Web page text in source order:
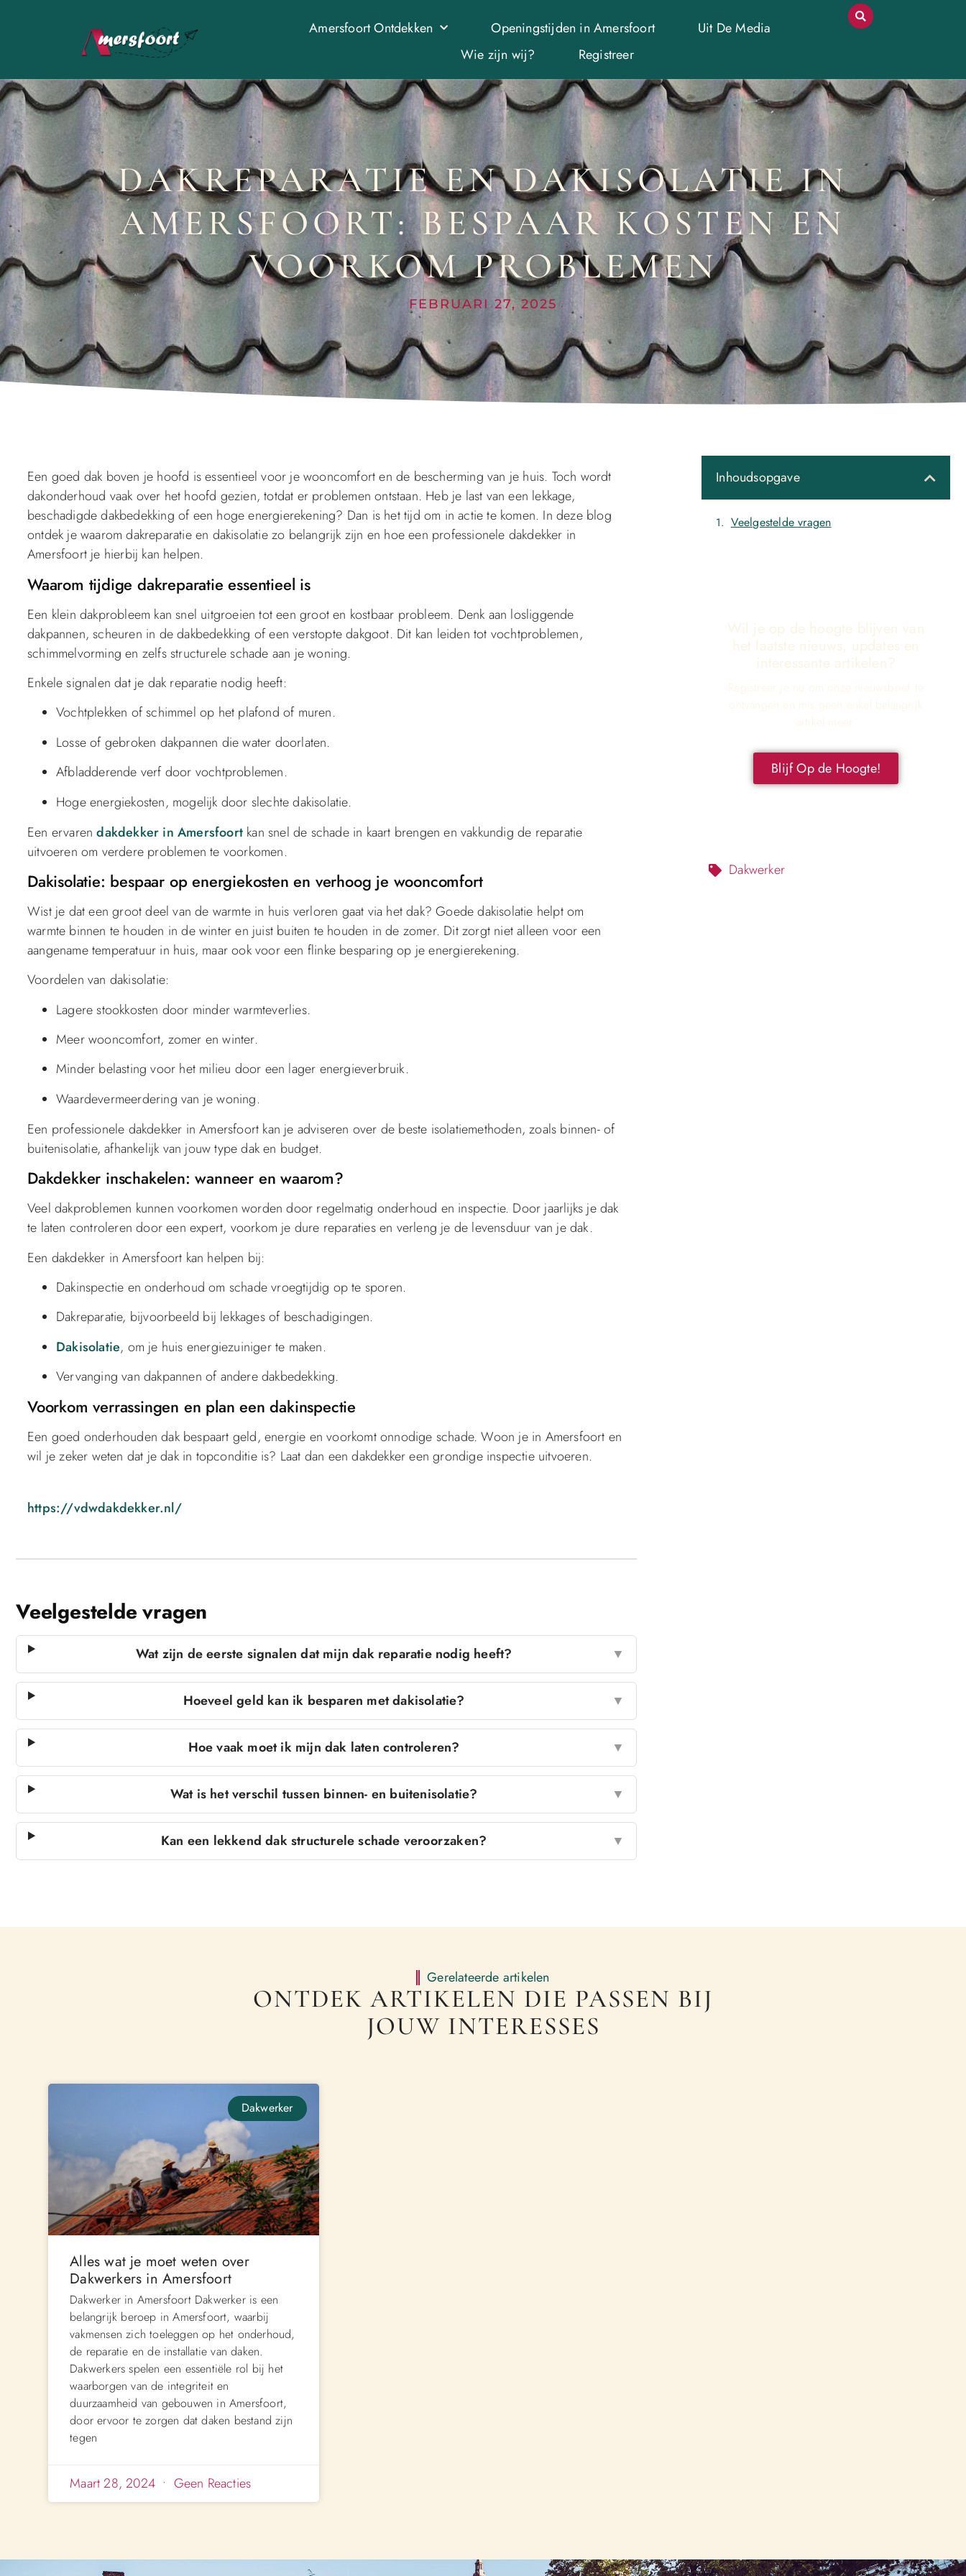
Amersfoort Ontdekken Openingstijden in Amersfoort
Uit De Media
Wie zijn wij?
Registreer
DAKREPARATIE EN DAKISOLATIE IN
AMERSFOORT: BESPAAR KOSTEN EN
VOORKOM PROBLEMEN
FEBRUARI 27, 2025
Een goed dak boven je hoofd is essentieel voor je wooncomfort en de bescherming van je huis. Toch wordt
dakonderhoud vaak over het hoofd gezien, totdat er problemen ontstaan. Heb je last van een lekkage,
beschadigde dakbedekking of een hoge energierekening? Dan is het tijd om in actie te komen. In deze blog
ontdek je waarom dakreparatie en dakisolatie zo belangrijk zijn en hoe een professionele dakdekker in
Amersfoort je hierbij kan helpen.
Waarom tijdige dakreparatie essentieel is
Een klein dakprobleem kan snel uitgroeien tot een groot en kostbaar probleem. Denk aan losliggende
dakpannen, scheuren in de dakbedekking of een verstopte dakgoot. Dit kan leiden tot vochtproblemen,
schimmelvorming en zelfs structurele schade aan je woning.
Enkele signalen dat je dak reparatie nodig heeft:
Vochtplekken of schimmel op het plafond of muren.
Losse of gebroken dakpannen die water doorlaten.
Afbladderende verf door vochtproblemen.
Hoge energiekosten, mogelijk door slechte dakisolatie.
Een ervarendakdekker in Amersfoort kan snel de schade in kaart brengen en vakkundig de reparatie
uitvoeren om verdere problemen te voorkomen.
Dakisolatie: bespaar op energiekosten en verhoog je wooncomfort
Wist je dat een groot deel van de warmte in huis verloren gaat via het dak? Goede dakisolatie helpt om
warmte binnen te houden in de winter en juist buiten te houden in de zomer. Dit zorgt niet alleen voor een
aangename temperatuur in huis, maar ook voor een flinke besparing op je energierekening.
Voordelen van dakisolatie:
Lagere stookkosten door minder warmteverlies.
Meer wooncomfort, zomer en winter.
Minder belasting voor het milieu door een lager energieverbruik.
Waardevermeerdering van je woning.
Een professionele dakdekker in Amersfoort kan je adviseren over de beste isolatiemethoden, zoals binnen- of
buitenisolatie, afhankelijk van jouw type dak en budget.
Dakdekker inschakelen: wanneer en waarom?
Veel dakproblemen kunnen voorkomen worden door regelmatig onderhoud en inspectie. Door jaarlijks je dak
te laten controleren door een expert, voorkom je dure reparaties en verleng je de levensduur van je dak.
Een dakdekker in Amersfoort kan helpen bij:
Dakinspectie en onderhoud om schade vroegtijdig op te sporen.
Dakreparatie, bijvoorbeeld bij lekkages of beschadigingen.
Dakisolatie, om je huis energiezuiniger te maken.
Vervanging van dakpannen of andere dakbedekking.
Voorkom verrassingen en plan een dakinspectie
Een goed onderhouden dak bespaart geld, energie en voorkomt onnodige schade. Woon je in Amersfoort en
wil je zeker weten dat je dak in topconditie is? Laat dan een dakdekker een grondige inspectie uitvoeren.
https://vdwdakdekker.nl/
Veelgestelde vragen
Wat zijn de eerste signalen dat mijn dak reparatie nodig heeft? ▼
Hoeveel geld kan ik besparen met dakisolatie? ▼
Hoe vaak moet ik mijn dak laten controleren? ▼
Wat is het verschil tussen binnen- en buitenisolatie? ▼
Kan een lekkend dak structurele schade veroorzaken? ▼
Inhoudsopgave
Veelgestelde vragen
Wil je op de hoogte blijven van
het laatste nieuws, updates en
interessante artikelen?
Registreer je nu om onze nieuwsbrief te
ontvangen en mis geen enkel belangrijk
artikel meer.
Blijf Op de Hoogte!
Dakwerker
Gerelateerde artikelen
ONTDEK ARTIKELEN DIE PASSEN BIJ
JOUW INTERESSES
Dakwerker
Alles wat je moet weten over
Dakwerkers in Amersfoort
Dakwerker in Amersfoort Dakwerker is een
belangrijk beroep in Amersfoort, waarbij
vakmensen zich toeleggen op het onderhoud,
de reparatie en de installatie van daken.
Dakwerkers spelen een essentiële rol bij het
waarborgen van de integriteit en
duurzaamheid van gebouwen in Amersfoort,
door ervoor te zorgen dat daken bestand zijn
tegen
Maart 28, 2024 Geen Reacties